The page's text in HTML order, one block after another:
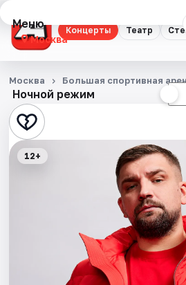
Концерты Театр
Меню
Москва
Концерты
Театр
Стендап
Ночной режим
Москва Большая спортивная
12+